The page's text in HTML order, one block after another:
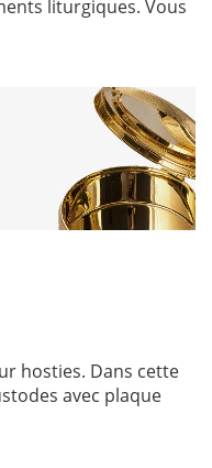
liturgiques. Vous
hosties. Dans cette
avec plaque